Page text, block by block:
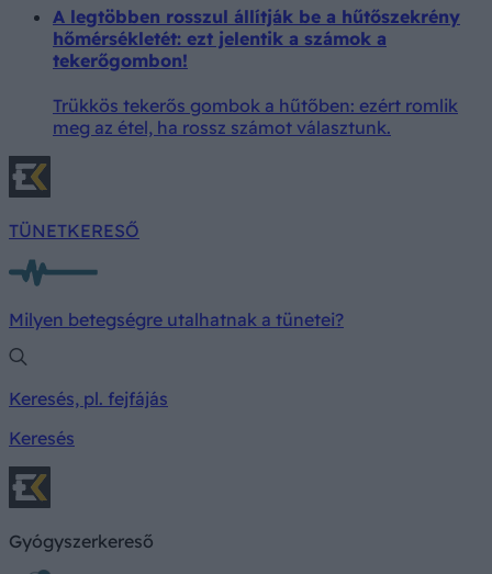
A legtöbben rosszul állítják be a hűtőszekrény
hőmérsékletét: ezt jelentik a számok a
tekerőgombon!
Trükkös tekerős gombok a hűtőben: ezért romlik
meg az étel, ha rossz számot választunk.
TÜNETKERESŐ
Milyen betegségre utalhatnak a tünetei?
Keresés, pl. fejfájás
Keresés
Gyógyszerkereső